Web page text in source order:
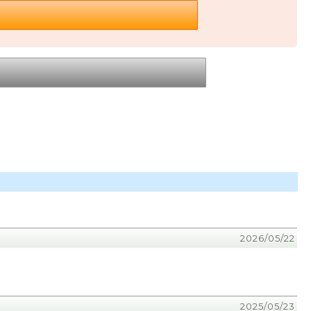
2026/05/22
2025/05/23